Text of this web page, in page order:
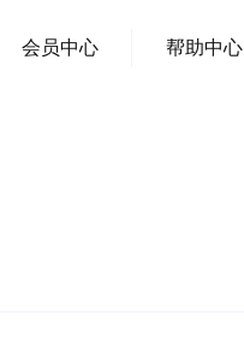
会员中心 帮助中心